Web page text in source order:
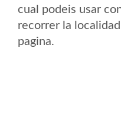
cual podeis usar
recorrer la
pagina.